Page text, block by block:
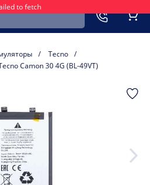
to fetch
мобильного устройства
Tecno
Camon 30 4G (BL-49VT)